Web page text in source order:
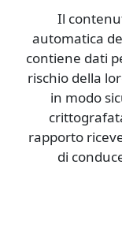
Il
automatica
contiene dati
rischio della
in modo
rapporto
di